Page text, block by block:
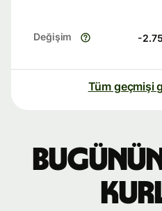
Değişim -2.75
Tüm geçmişi
Bugünün